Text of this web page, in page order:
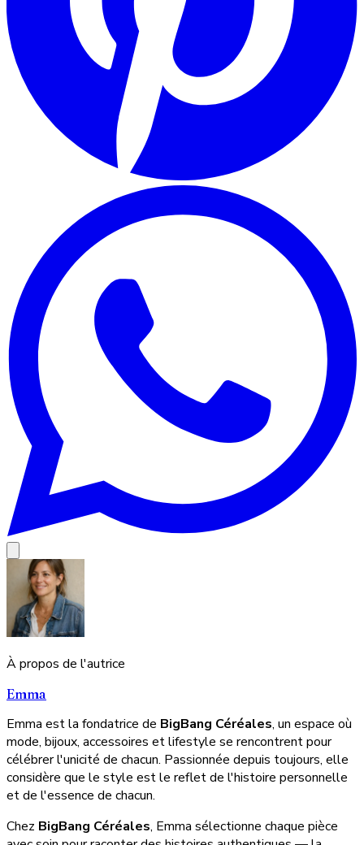
À propos de l'autrice
Emma
Emma est la fondatrice de BigBang Céréales, un espace où
mode, bijoux, accessoires et lifestyle se rencontrent pour
célébrer l'unicité de chacun. Passionnée depuis toujours, elle
considère que le style est le reflet de l'histoire personnelle
et de l'essence de chacun.
Chez BigBang Céréales, Emma sélectionne chaque pièce